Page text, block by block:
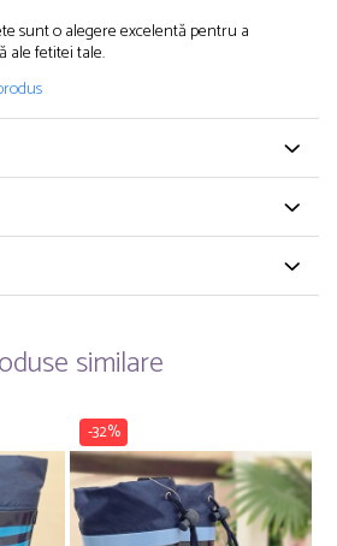
sunt o alegere excelentă pentru a
ale fetitei tale.
similare
-32%